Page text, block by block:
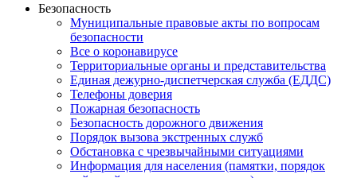
Безопасность
Муниципальные правовые акты по вопросам
безопасности
Все о коронавирусе
Территориальные органы и представительства
Единая дежурно-диспетчерская служба (ЕДДС)
Телефоны доверия
Пожарная безопасность
Безопасность дорожного движения
Порядок вызова экстренных служб
Обстановка с чрезвычайными ситуациями
Информация для населения (памятки, порядок